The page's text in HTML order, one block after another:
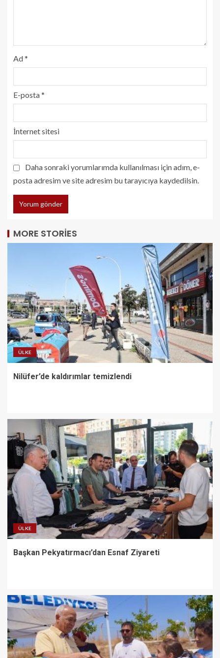
Ad*
E-posta*
İnternet sitesi
Daha sonraki yorumlarımda kullanılması için adım, e-
posta adresim ve site adresim bu tarayıcıya kaydedilsin.
MORE STORIES
ÜLKE
Nilüfer’de kaldırımlar temizlendi
ÜLKE
Başkan Pekyatırmacı’dan Esnaf Ziyareti